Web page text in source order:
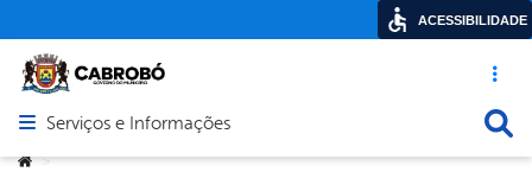
Acesso
Abrir menu principal de navegação
Serviços e Informações
Você está aqui:
>
ACESSIBILIDADE